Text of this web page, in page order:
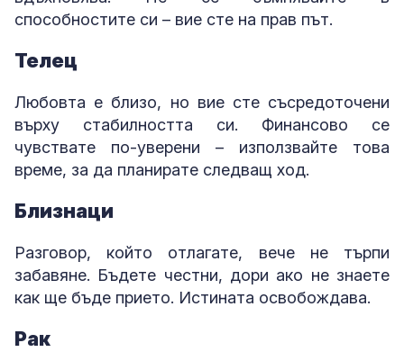
способностите си – вие сте на прав път.
Телец
Любовта е близо, но вие сте съсредоточени
върху стабилността си. Финансово се
чувствате по-уверени – използвайте това
време, за да планирате следващ ход.
Близнаци
Разговор, който отлагате, вече не търпи
забавяне. Бъдете честни, дори ако не знаете
как ще бъде прието. Истината освобождава.
Рак